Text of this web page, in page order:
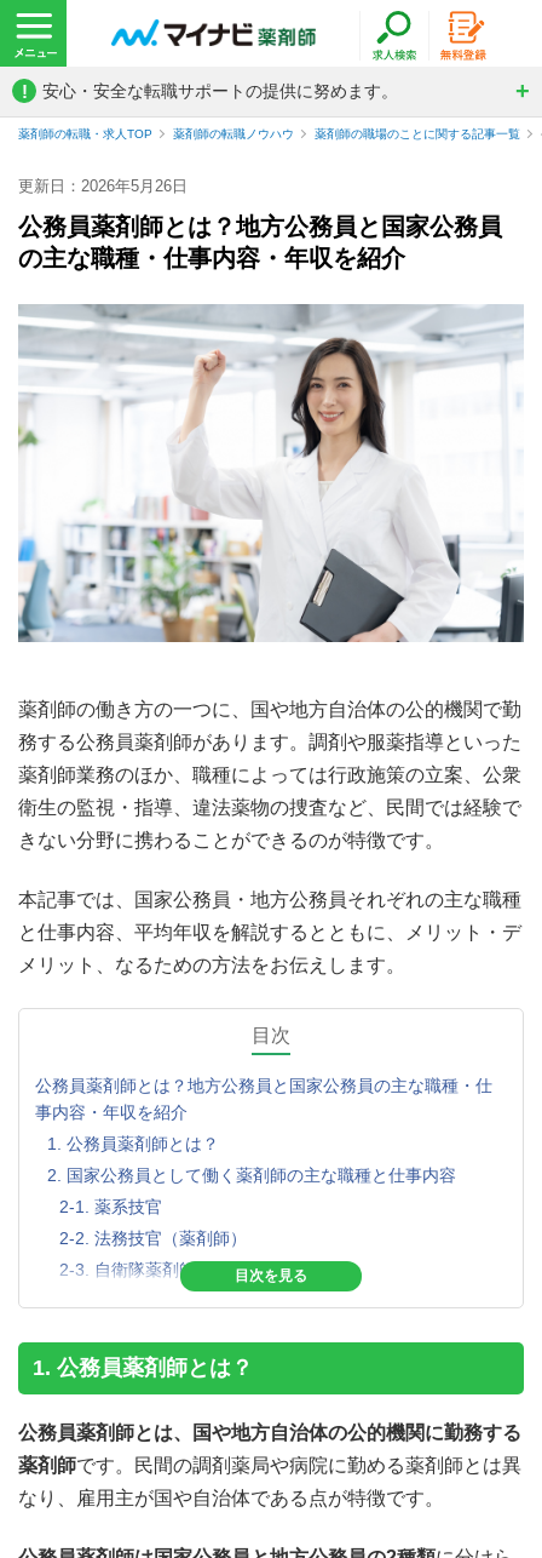
! 安心・安全な転職サポートの提供に努めます。
薬剤師の転職・求人TOP 薬剤師の転職ノウハウ 薬剤師の職場のことに関する記事一覧
更新日：2026年5月26日
公務員薬剤師とは？地方公務員と国家公務員
の主な職種・仕事内容・年収を紹介
薬剤師の働き方の一つに、国や地方自治体の公的機関で勤
務する公務員薬剤師があります。調剤や服薬指導といった
薬剤師業務のほか、職種によっては行政施策の立案、公衆
衛生の監視・指導、違法薬物の捜査など、民間では経験で
きない分野に携わることができるのが特徴です。
本記事では、国家公務員・地方公務員それぞれの主な職種
と仕事内容、平均年収を解説するとともに、メリット・デ
メリット、なるための方法をお伝えします。
目次
公務員薬剤師とは？地方公務員と国家公務員の主な職種・仕
事内容・年収を紹介
1. 公務員薬剤師とは？
2. 国家公務員として働く薬剤師の主な職種と仕事内容
2-1. 薬系技官
2-2. 法務技官（薬剤師）
2-3. 自衛隊薬剤師（薬剤官）
3-1. 自治体職員
3-2. 保健所職員
3-3. 衛生研究所職員
3-4.公立病院の薬剤師
4. 公務員薬剤師の年収・給料
5-1. 安定したキャリアが望める
1. 公務員薬剤師とは？
公務員薬剤師とは、国や地方自治体の公的機関に勤務する
薬剤師です。民間の調剤薬局や病院に勤める薬剤師とは異
なり、雇用主が国や自治体である点が特徴です。